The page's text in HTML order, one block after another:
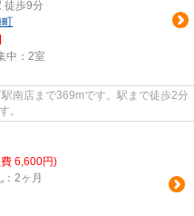
徒歩9分
中： 2室
南店まで369mです。駅まで徒歩2分
。
6,600円)
2ヶ月